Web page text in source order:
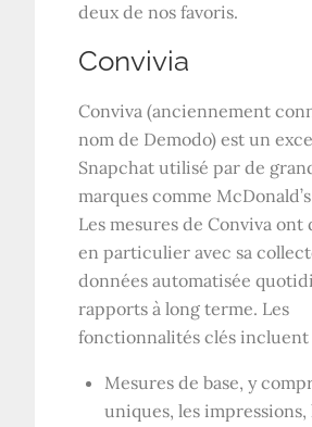
deux de nos favoris.
Convivia
Conviva (anciennement
nom de Demodo) est un
Snapchat utilisé par de
marques comme
Les mesures de Conviva ont
en particulier avec sa
données automatisée
rapports à long terme. Les
fonctionnalités clés incluent
Mesures de base, y
uniques, les impressions,